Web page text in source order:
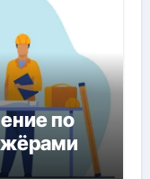
по